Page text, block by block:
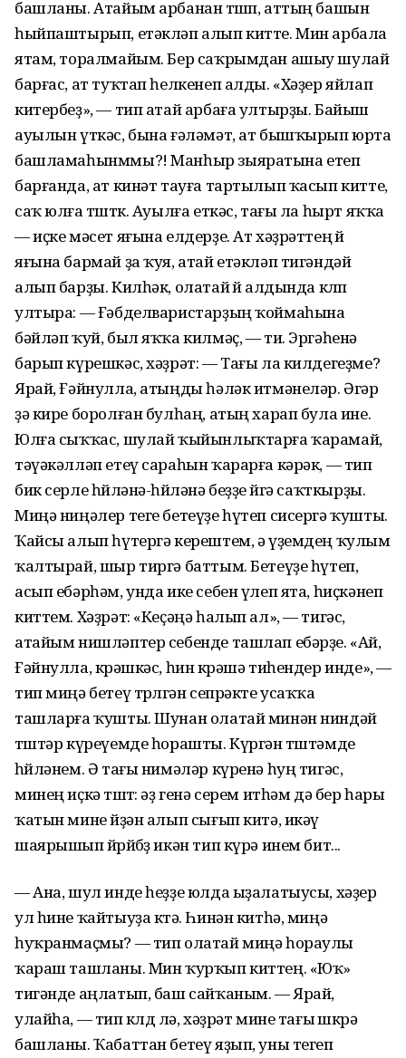
башланы. Атайым арбанан төшөп, аттың башын
һыйпаштырып, етәкләп алып китте. Мин арбала
ятам, торалмайым. Бер саҡрымдан ашыу шулай
барғас, ат туҡтап һелкенеп алды. «Хәҙер яйлап
китербеҙ», — тип атай арбаға ултырҙы. Байыш
ауылын үткәс, бына ғәләмәт, ат бышҡырып юрта
башламаһынммы?! Манһыр зыяратына етеп
барғанда, ат кинәт тауға тартылып ҡасып китте,
саҡ юлға төштөк. Ауылға еткәс, тағы ла һырт яҡҡа
— иҫке мәсет яғына елдерҙе. Ат хәҙрәттең өйө
яғына бармай ҙа ҡуя, атай етәкләп тигәндәй
алып барҙы. Килһәк, олатай өйө алдында көлөп
ултыра: — Ғәбделваристарҙың ҡоймаһына
бәйләп ҡуй, был яҡҡа килмәҫ, — ти. Эргәһенә
барып күрешкәс, хәҙрәт: — Тағы ла килдегеҙме?
Ярай, Ғәйнулла, атыңды һәләк итмәнеләр. Әгәр
ҙә кире боролған булһаң, атың харап була ине.
Юлға сыҡҡас, шулай ҡыйынлыҡтарға ҡарамай,
тәүәкәлләп етеү сараһын ҡарарға кәрәк, — тип
бик серле һөйләнә-һөйләнә беҙҙе өйгә саҡткырҙы.
Миңә ниңәлер теге бетеүҙе һүтеп сисергә ҡушты.
Ҡайсы алып һүтергә керештем, ә үҙемдең ҡулым
ҡалтырай, шыр тиргә баттым. Бетеүҙе һүтеп,
асып ебәрһәм, унда ике себен үлеп ята, һиҫкәнеп
киттем. Хәҙрәт: «Кеҫәңә һалып ал», — тигәс,
атайым нишләптер себенде ташлап ебәрҙе. «Ай,
Ғәйнулла, көрәшкәс, һин көрәшә тиһендер инде», —
тип миңә бетеү төрөлгән сепрәкте усаҡҡа
ташларға ҡушты. Шунан олатай минән ниндәй
төштәр күреүемде һорашты. Күргән төштәмде
һөйләнем. Ә тағы нимәләр күренә һуң тигәс,
минең иҫкә төштө: әҙ генә серем итһәм дә бер һары
ҡатын мине өйҙән алып сығып китә, икәү
шаярышып йөрөйбөҙ икән тип күрә инем бит...
— Ана, шул инде һеҙҙе юлда ыҙалатыусы, хәҙер
ул һине ҡайтыуҙа көтә. Һинән китһә, миңә
һуҡранмаҫмы? — тип олатай миңә һораулы
ҡараш ташланы. Мин ҡурҡып киттең. «Юҡ»
тигәнде аңлатып, баш сайҡаным. — Ярай,
улайһа, — тип көлдө лә, хәҙрәт мине тағы өшкөрә
башланы. Ҡабаттан бетеү яҙып, уны тегеп